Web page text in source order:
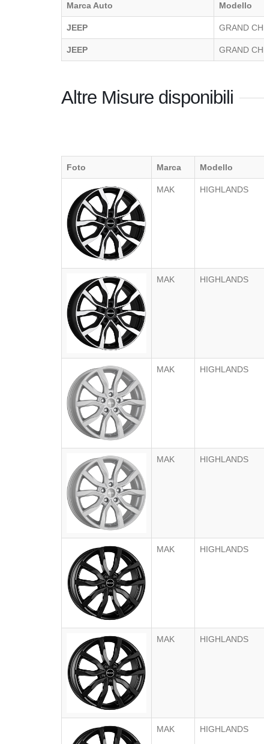
Marca Auto Modello
JEEP GRAND
JEEP GRAND
Altre Misure disponibili
Foto Marca Modello
MAK HIGHLANDS
MAK HIGHLANDS
MAK HIGHLANDS
MAK HIGHLANDS
MAK HIGHLANDS
MAK HIGHLANDS
MAK HIGHLANDS